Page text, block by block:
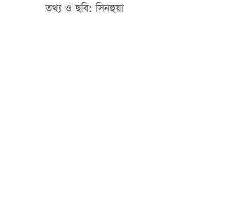
তথ্য ও ছবি: সিনহুয়া